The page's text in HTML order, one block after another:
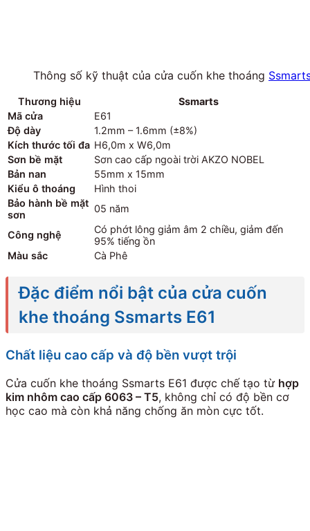
Thông số kỹ thuật của cửa cuốn khe thoáng
Thương hiệu
Ssmarts
Mã cửa
E61
Độ dày
1.2mm – 1.6mm (±8%)
Kích thước tối đa H6,0m x W6,0m
Sơn bề mặt
Sơn cao cấp ngoài trời AKZO NOBEL
Bản nan
55mm x 15mm
Kiểu ô thoáng
Hình thoi
Bảo hành bề mặt
sơn
05 năm
Công nghệ
Có phớt lông giảm âm 2 chiều, giảm đến
95% tiếng ồn
Màu sắc
Cà Phê
Đặc điểm nổi bật của cửa cuốn
khe thoáng Ssmarts E61
Chất liệu cao cấp và độ bền vượt trội
Cửa cuốn khe thoáng Ssmarts E61 được chế tạo từ hợp
kim nhôm cao cấp 6063 – T5, không chỉ có độ bền cơ
học cao mà còn khả năng chống ăn mòn cực tốt.